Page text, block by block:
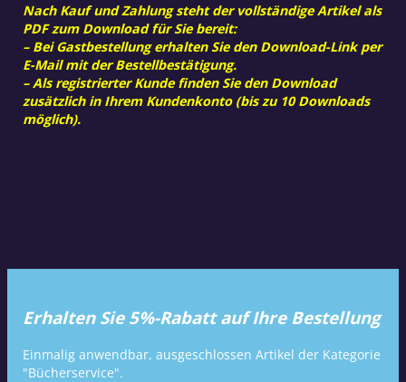
Nach Kauf und Zahlung steht der vollständige Artikel als
PDF zum Download für Sie bereit:
– Bei Gastbestellung erhalten Sie den Download-Link per
E-Mail mit der Bestellbestätigung.
– Als registrierter Kunde finden Sie den Download
zusätzlich in Ihrem Kundenkonto (bis zu 10 Downloads
möglich).
Erhalten Sie 5%-Rabatt auf Ihre Bestellung
Einmalig anwendbar, ausgeschlossen Artikel der Kategorie
"Bücherservice".